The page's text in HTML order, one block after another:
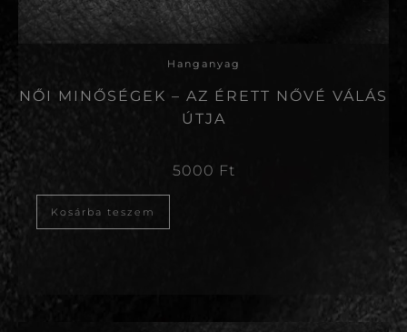
Hanganyag
NŐI MINŐSÉGEK – AZ ÉRETT NŐVÉ VÁLÁS
ÚTJA
5000 Ft
Kosárba teszem